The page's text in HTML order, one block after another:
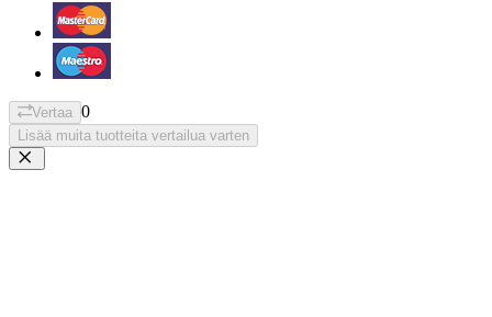
Vertaa 0
Lisää muita tuotteita vertailua varten